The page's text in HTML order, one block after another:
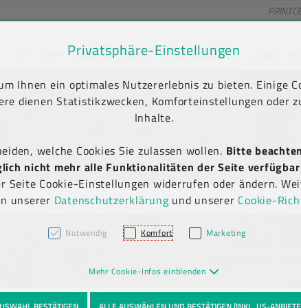
springen [AK + 2]
[AK + 5]
NACHHALTIGKEIT UNTERNEHMEN
Kauf auf Rechnung
(B2B)
Newsletter-Anmeldung
Privatsphäre-Einstellungen
Ihnen ein optimales Nutzererlebnis zu bieten. Einige
dienen Statistikzwecken, Komforteinstellungen oder
Inhalte.
welche Cookies Sie zulassen wollen. Bitte
nicht mehr alle Funktionalitäten der Seite
Seite Cookie-Einstellungen widerrufen oder ändern.
unserer Datenschutzerklärung und unserer Cookie-
Notwendig Komfort Marketing
Mehr Cookie-Infos einblenden